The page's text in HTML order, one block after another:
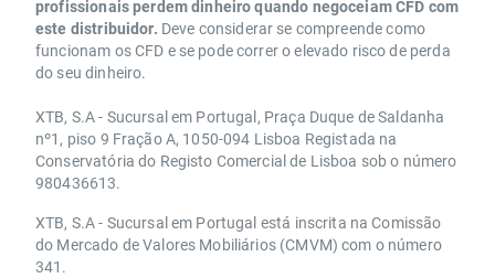
profissionais perdem dinheiro quando negoceiam CFD com
este distribuidor. Deve considerar se compreende como
funcionam os CFD e se pode correr o elevado risco de perda
do seu dinheiro.
XTB, S.A - Sucursal em Portugal, Praça Duque de Saldanha
nº1, piso 9 Fração A, 1050-094 Lisboa Registada na
Conservatória do Registo Comercial de Lisboa sob o número
980436613.
XTB, S.A - Sucursal em Portugal está inscrita na Comissão
do Mercado de Valores Mobiliários (CMVM) com o número
341.